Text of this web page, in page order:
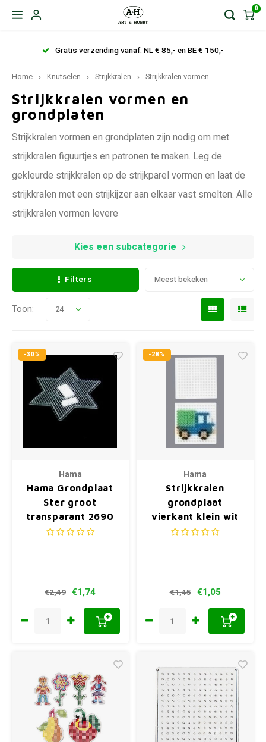
0
Gratis verzending vanaf: NL € 85,- en BE € 150,-
Home Knutselen Strijkkralen Strijkkralen vormen
Strijkkralen vormen en
grondplaten
Strijkkralen vormen en grondplaten zijn nodig om met
strijkkralen figuurtjes en patronen te maken. Leg de
gekleurde strijkkralen op de strijkparel vormen en laat de
strijkkralen met een strijkijzer aan elkaar vast smelten. Alle
strijkkralen vormen levere
Kies een subcategorie
Filters Meest bekeken
Toon: 24
-30%
Hama
Hama Grondplaat
Ster groot
transparant 2690
€2,49 €1,74
+
-28%
Hama
Strijkkralen
grondplaat
vierkant klein wit
220
€1,45 €1,05
+